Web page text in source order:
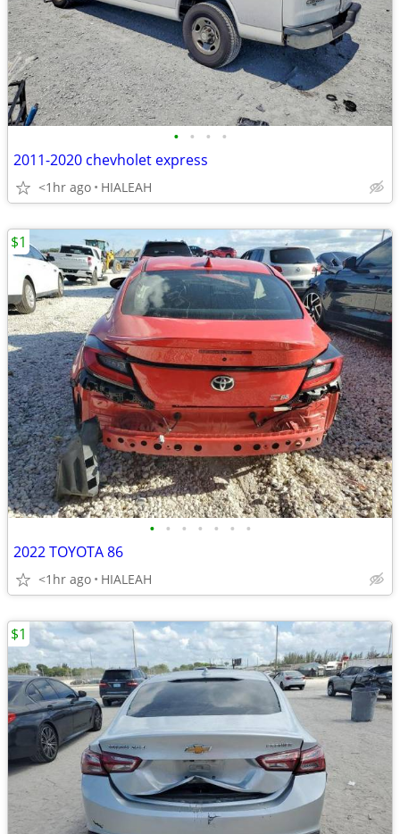
• • • •
2011-2020 chevholet express
<1hr ago HIALEAH
• • • • • • •
2022 TOYOTA 86
<1hr ago HIALEAH
$1
$1